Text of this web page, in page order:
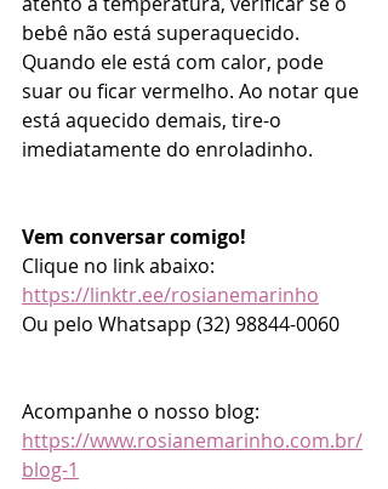
bebê não está superaquecido.
Quando ele está com calor, pode
suar ou ficar vermelho. Ao notar que
está aquecido demais, tire-o
imediatamente do enroladinho.
Vem conversar comigo!
Clique no link abaixo:
https://linktr.ee/rosianemarinho
Ou pelo Whatsapp (32) 98844-0060
Acompanhe o nosso blog:
https://www.rosianemarinho.com.br/
blog-1